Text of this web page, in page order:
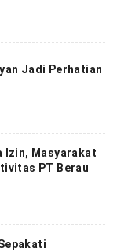
Jadi Perhatian
Izin, Masyarakat
PT Berau